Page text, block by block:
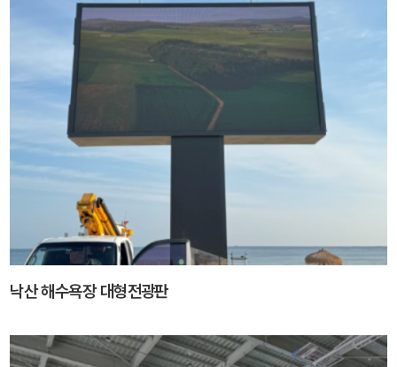
낙산 해수욕장 대형전광판